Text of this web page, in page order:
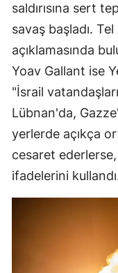
saldırısına sert
savaş başladı.
açıklamasında
Yoav Gallant ise
"İsrail
Lübnan'da,
yerlerde açıkça
cesaret ederlerse,
ifadelerini